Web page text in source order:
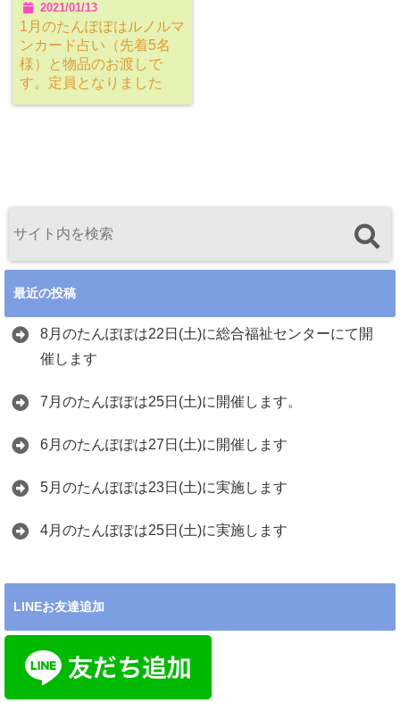
2021/01/13
1月のたんぽぽはルノルマ
ンカード占い（先着5名
様）と物品のお渡しで
す。定員となりました
最近の投稿
8月のたんぽぽは22日(土)に総合福祉センターにて開
催します
7月のたんぽぽは25日(土)に開催します。
6月のたんぽぽは27日(土)に開催します
5月のたんぽぽは23日(土)に実施します
4月のたんぽぽは25日(土)に実施します
LINEお友達追加